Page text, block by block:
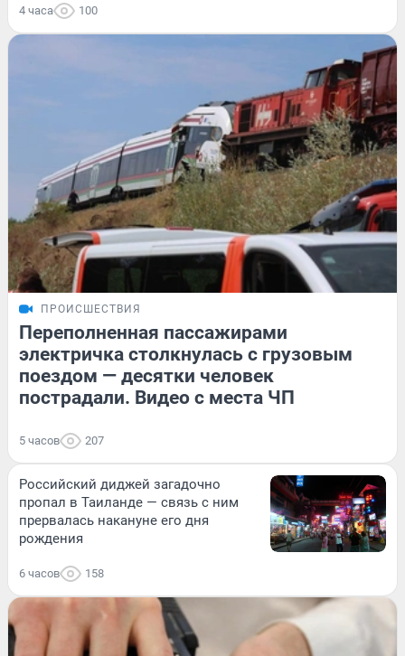
4 часа 100
ПРОИСШЕСТВИЯ
Переполненная пассажирами
электричка столкнулась с грузовым
поездом — десятки человек
пострадали. Видео с места ЧП
5 часов 207
Российский диджей загадочно
пропал в Таиланде — связь с ним
прервалась накануне его дня
рождения
6 часов 158